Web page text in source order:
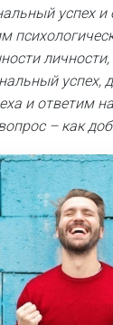
успех и
успех,
и ответим
– как